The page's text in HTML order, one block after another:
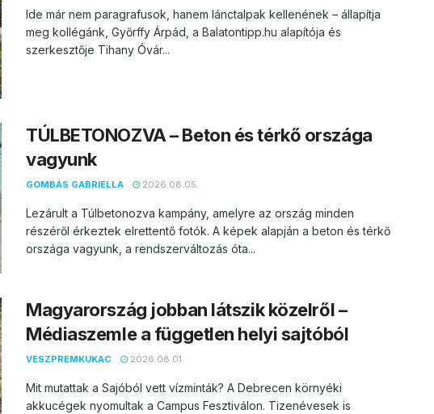
Ide már nem paragrafusok, hanem lánctalpak kellenének – állapítja
meg kollégánk, Győrffy Árpád, a Balatontipp.hu alapítója és
szerkesztője Tihany Óvár...
TÚLBETONOZVA – Beton és térkő országa
vagyunk
GOMBÁS GABRIELLA 2026.08.05.
Lezárult a Túlbetonozva kampány, amelyre az ország minden
részéről érkeztek elrettentő fotók. A képek alapján a beton és térkő
országa vagyunk, a rendszerváltozás óta...
Magyarország jobban látszik közelről –
Médiaszemle a független helyi sajtóból
VESZPREMKUKAC 2026.08.01.
Mit mutattak a Sajóból vett vízminták? A Debrecen környéki
akkucégek nyomultak a Campus Fesztiválon. Tizenévesek is